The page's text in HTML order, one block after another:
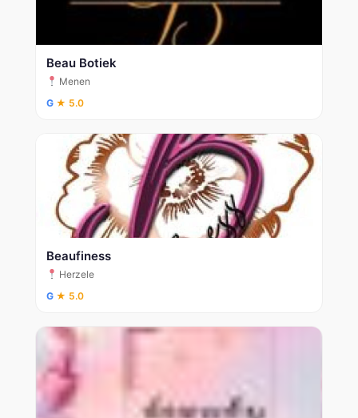
Beau Botiek
Menen
G★ 5.0
Beaufiness
Herzele
G★ 5.0